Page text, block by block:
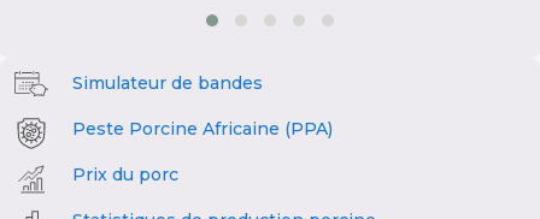
Simulateur de bandes
Peste Porcine Africaine (PPA)
Prix du porc